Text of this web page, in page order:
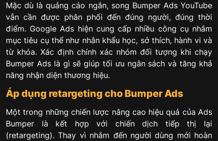
Mặc dù là quảng cáo ngắn, song Bumper Ads YouTube
vẫn cần được phân phối đến đúng người, đúng thời
điểm. Google Ads hiện cung cấp nhiều công cụ nhắm
mục tiêu cụ thể như nhân khẩu học, sở thích, hành vi và
từ khóa. Xác định chính xác nhóm đối tượng khi chạy
Bumper Ads là gì sẽ giúp tối ưu ngân sách và tăng khả
năng nhận diện thương hiệu.
Áp dụng retargeting cho Bumper Ads
Một trong những chiến lược nâng cao hiệu quả của Ads
Bumper là kết hợp với chiến dịch tiếp thị lại
(retargeting). Thay vì nhắm đến người dùng mới hoàn